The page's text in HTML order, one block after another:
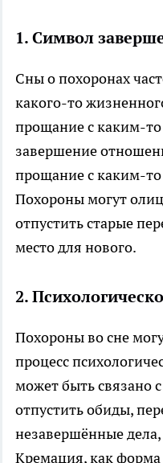
1.Символ
Сны о похоронах
какого-то
прощание с каким-
завершение
прощание с каким-то
Похороны могут
отпустить старые
место для нового.
2.
Похороны во сне
процесс
может быть связано
отпустить обиды,
незавершённые
Кремация, как форма